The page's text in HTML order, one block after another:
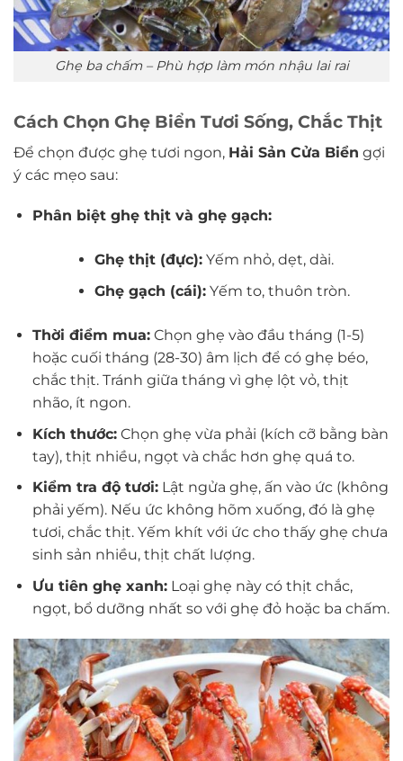
Ghẹ ba chấm – Phù hợp làm món nhậu lai rai
Cách Chọn Ghẹ Biển Tươi Sống, Chắc Thịt
Để chọn được ghẹ tươi ngon, Hải Sản Cửa Biển gợi
ý các mẹo sau:
Phân biệt ghẹ thịt và ghẹ gạch:
Ghẹ thịt (đực):Yếm nhỏ, dẹt, dài.
Ghẹ gạch (cái):Yếm to, thuôn tròn.
Thời điểm mua:Chọn ghẹ vào đầu tháng (1-5)
hoặc cuối tháng (28-30) âm lịch để có ghẹ béo,
chắc thịt. Tránh giữa tháng vì ghẹ lột vỏ, thịt
nhão, ít ngon.
Kích thước:Chọn ghẹ vừa phải (kích cỡ bằng bàn
tay), thịt nhiều, ngọt và chắc hơn ghẹ quá to.
Kiểm tra độ tươi:Lật ngửa ghẹ, ấn vào ức (không
phải yếm). Nếu ức không hõm xuống, đó là ghẹ
tươi, chắc thịt. Yếm khít với ức cho thấy ghẹ chưa
sinh sản nhiều, thịt chất lượng.
Ưu tiên ghẹ xanh:Loại ghẹ này có thịt chắc,
ngọt, bổ dưỡng nhất so với ghẹ đỏ hoặc ba chấm.